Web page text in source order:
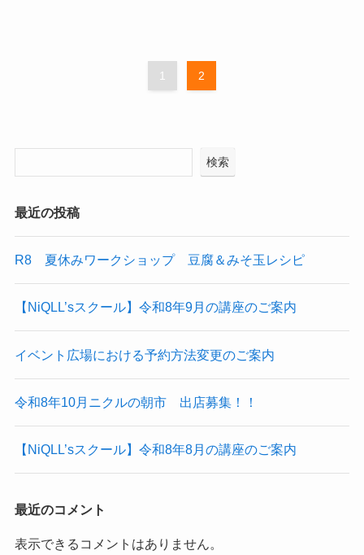
1 2
検索
最近の投稿
R8 夏休みワークショップ 豆腐＆みそ玉レシピ
【NiQLL’sスクール】令和8年9月の講座のご案内
イベント広場における予約方法変更のご案内
令和8年10月ニクルの朝市 出店募集！！
【NiQLL’sスクール】令和8年8月の講座のご案内
最近のコメント
表示できるコメントはありません。